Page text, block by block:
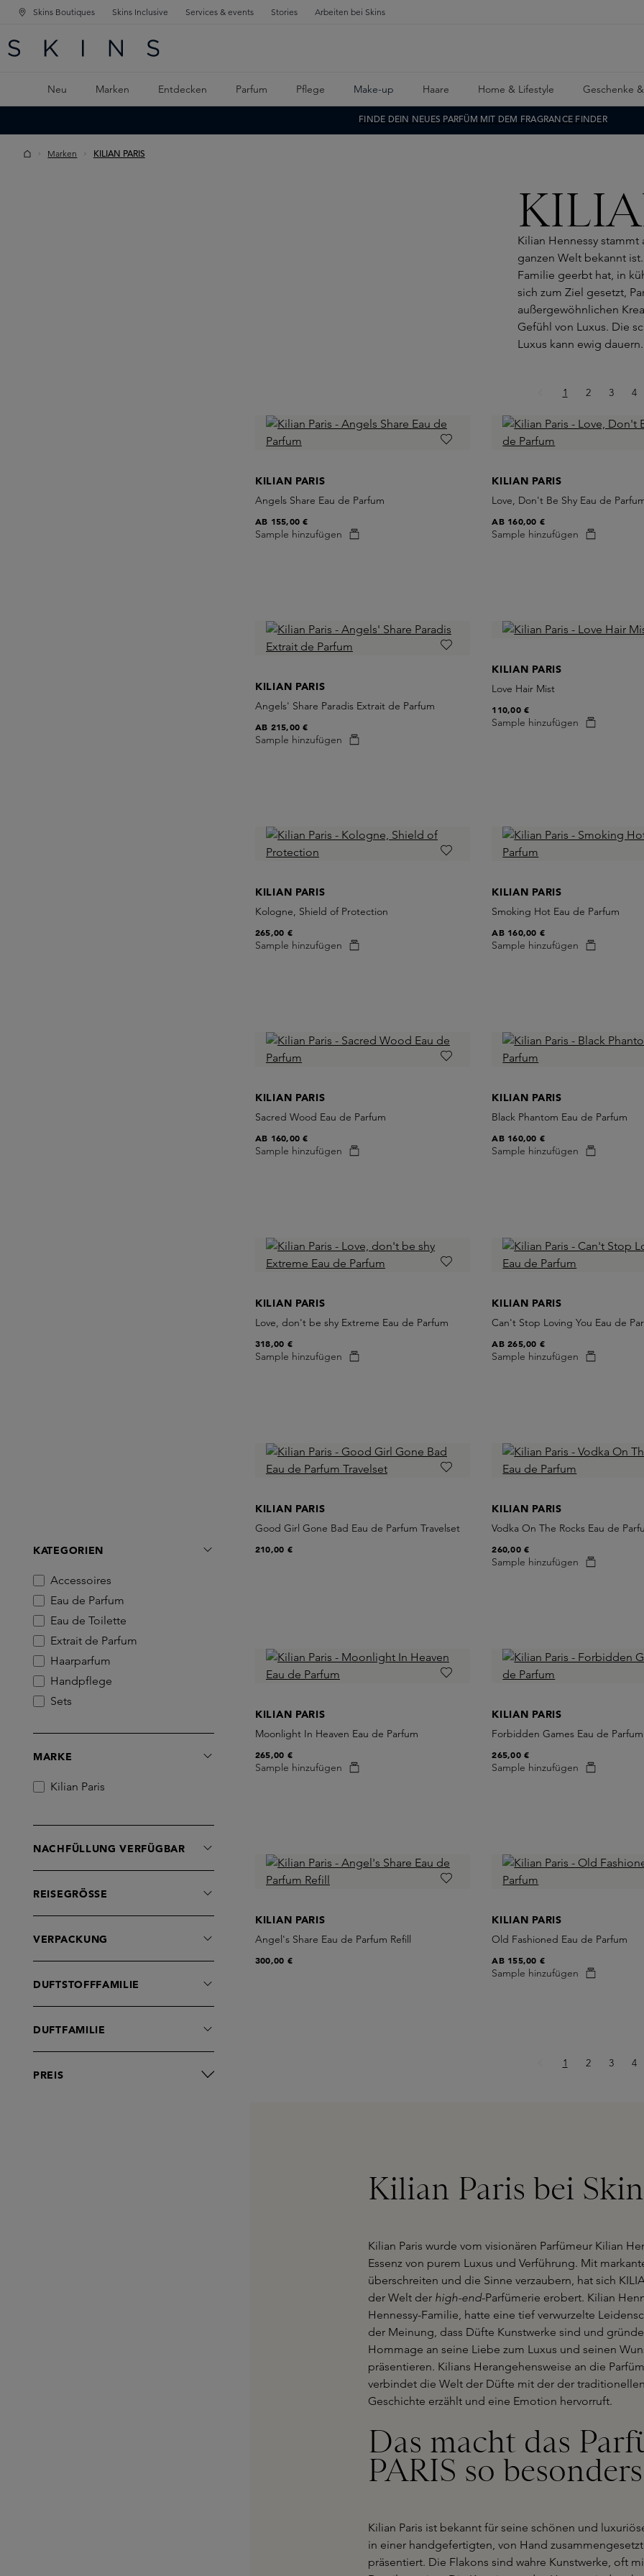
SPRINGEN
SPRINGEN
Skins Boutiques Skins Inclusive Services & events Stories Arbeiten bei Skins
Neu Marken Entdecken Parfum Pflege Make-up Haare Home & Lifestyle Geschenke
FINDE DEIN NEUES PARFÜM MIT DEM FRAGRANCE FINDER
Marken KILIAN PARIS
Kilian Hennessy stammt
ganzen Welt bekannt
Familie geerbt hat, in
sich zum Ziel gesetzt,
außergewöhnlichen
Gefühl von Luxus. Die
Luxus kann ewig dauern.
KATEGORIEN
Accessoires
Eau de Parfum
Eau de Toilette
Extrait de Parfum
Haarparfum
Handpflege
Sets
MARKE
Kilian Paris
NACHFÜLLUNG VERFÜGBAR
REISEGRÖSSE
VERPACKUNG
DUFTSTOFFFAMILIE
DUFTFAMILIE
PREIS
Seite
1 Seite
2 Seite
3 4
KILIAN PARIS
Angels Share Eau de Parfum
Sample hinzufügen
AB 155,00 €
KILIAN PARIS
Love, Don't Be Shy Eau de
Sample hinzufügen
AB 160,00 €
KILIAN PARIS
Angels' Share Paradis Extrait de Parfum
Sample hinzufügen
AB 215,00 €
KILIAN PARIS
Love Hair Mist
Sample hinzufügen
110,00 €
KILIAN PARIS
Kologne, Shield of Protection
Sample hinzufügen
265,00 €
KILIAN PARIS
Smoking Hot Eau de Parfum
Sample hinzufügen
AB 160,00 €
KILIAN PARIS
Sacred Wood Eau de Parfum
Sample hinzufügen
AB 160,00 €
KILIAN PARIS
Black Phantom Eau de Parfum
Sample hinzufügen
AB 160,00 €
KILIAN PARIS
Love, don't be shy Extreme Eau de Parfum
Sample hinzufügen
318,00 €
KILIAN PARIS
Can't Stop Loving You Eau de
Sample hinzufügen
AB265,00 €
KILIAN PARIS
Good Girl Gone Bad Eau de Parfum Travelset
210,00 €
KILIAN PARIS
Vodka On The Rocks Eau de
Sample hinzufügen
260,00 €
KILIAN PARIS
Moonlight In Heaven Eau de Parfum
Sample hinzufügen
265,00 €
KILIAN PARIS
Forbidden Games Eau de Parfum
Sample hinzufügen
265,00 €
KILIAN PARIS
Angel's Share Eau de Parfum Refill
300,00 €
KILIAN PARIS
Old Fashioned Eau de Parfum
Sample hinzufügen
AB 155,00 €
Seite
1 Seite
2 Seite
3 4
Kilian Paris bei
Kilian Paris wurde vom visionären Parfümeur Kilian
Essenz von purem Luxus und Verführung. Mit
überschreiten und die Sinne verzaubern, hat sich
der Welt der high-end-Parfümerie erobert. Kilian
Hennessy-Familie, hatte eine tief verwurzelte
der Meinung, dass Düfte Kunstwerke sind und
Hommage an seine Liebe zum Luxus und seinen
präsentieren. Kilians Herangehensweise an die
verbindet die Welt der Düfte mit der der traditionellen
Geschichte erzählt und eine Emotion hervorruft.
Das macht das
PARIS so
Kilian Paris ist bekannt für seine schönen und
in einer handgefertigten, von Hand
präsentiert. Die Flakons sind wahre Kunstwerke, oft